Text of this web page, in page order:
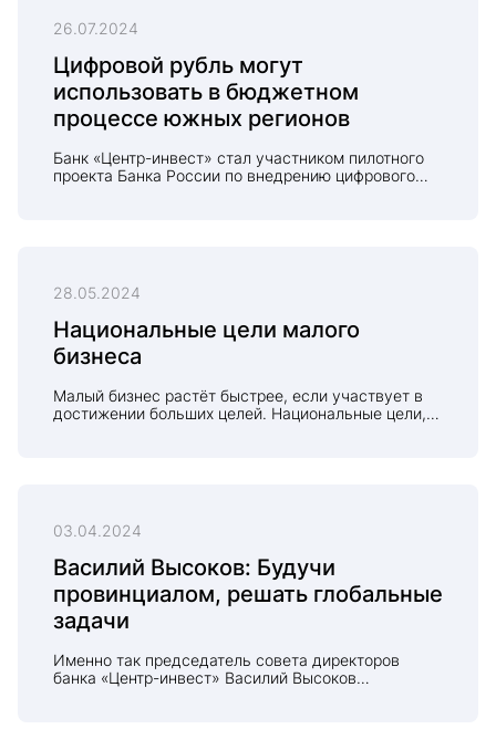
26.07.2024
Цифровой рубль могут
использовать в бюджетном
процессе южных регионов
Банк «Центр-инвест» стал участником пилотного
проекта Банка России по внедрению цифрового
председатель совета директоров банка Василий
Высоков.
28.05.2024
Национальные цели малого
бизнеса
Малый бизнес растёт быстрее, если участвует в
достижении больших целей. Национальные цели,
03.04.2024
Василий Высоков: Будучи
провинциалом, решать глобальные
задачи
Именно так председатель совета директоров
банка «Центр-инвест» Василий Высоков